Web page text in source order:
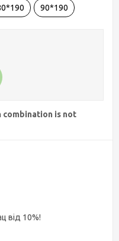
90*190
is not
від 10%!